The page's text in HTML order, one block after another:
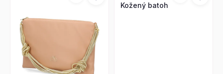
Kožený batoh